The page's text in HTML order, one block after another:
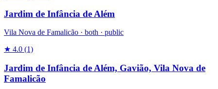
Jardim de Infância de Além
Vila Nova de Famalicão · both · public
★ 4.0 (1)
Jardim de Infância de Além, Gavião, Vila Nova de
Famalicão